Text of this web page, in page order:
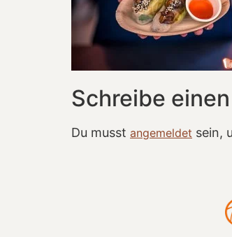
Schreibe
Du musst angemeldet sein,